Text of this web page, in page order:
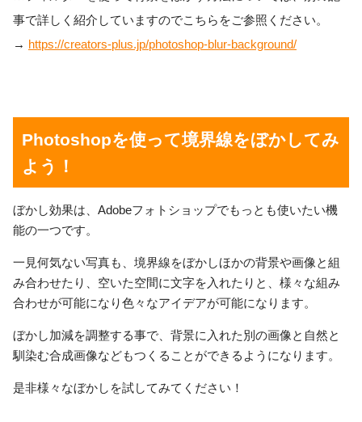
事で詳しく紹介していますのでこちらをご参照ください。
→ https://creators-plus.jp/photoshop-blur-background/
Photoshopを使って境界線をぼかしてみ
よう！
ぼかし効果は、Adobeフォトショップでもっとも使いたい機
能の一つです。
一見何気ない写真も、境界線をぼかしほかの背景や画像と組
み合わせたり、空いた空間に文字を入れたりと、様々な組み
合わせが可能になり色々なアイデアが可能になります。
ぼかし加減を調整する事で、背景に入れた別の画像と自然と
馴染む合成画像などもつくることができるようになります。
是非様々なぼかしを試してみてください！